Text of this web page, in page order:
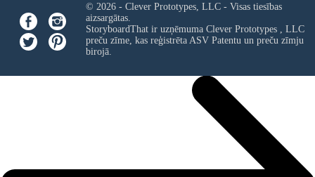
© 2026 - Clever Prototypes, LLC - Visas tiesības
aizsargātas.
StoryboardThat ir uzņēmuma Clever Prototypes , LLC
preču zīme, kas reģistrēta ASV Patentu un preču zīmju
birojā.